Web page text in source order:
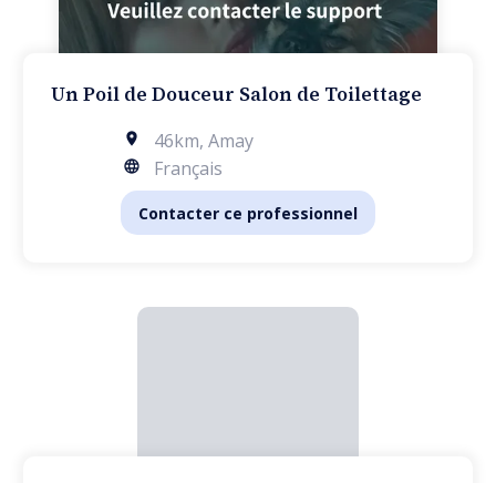
Un Poil de Douceur Salon de Toilettage
46km, Amay
Français
Contacter ce professionnel